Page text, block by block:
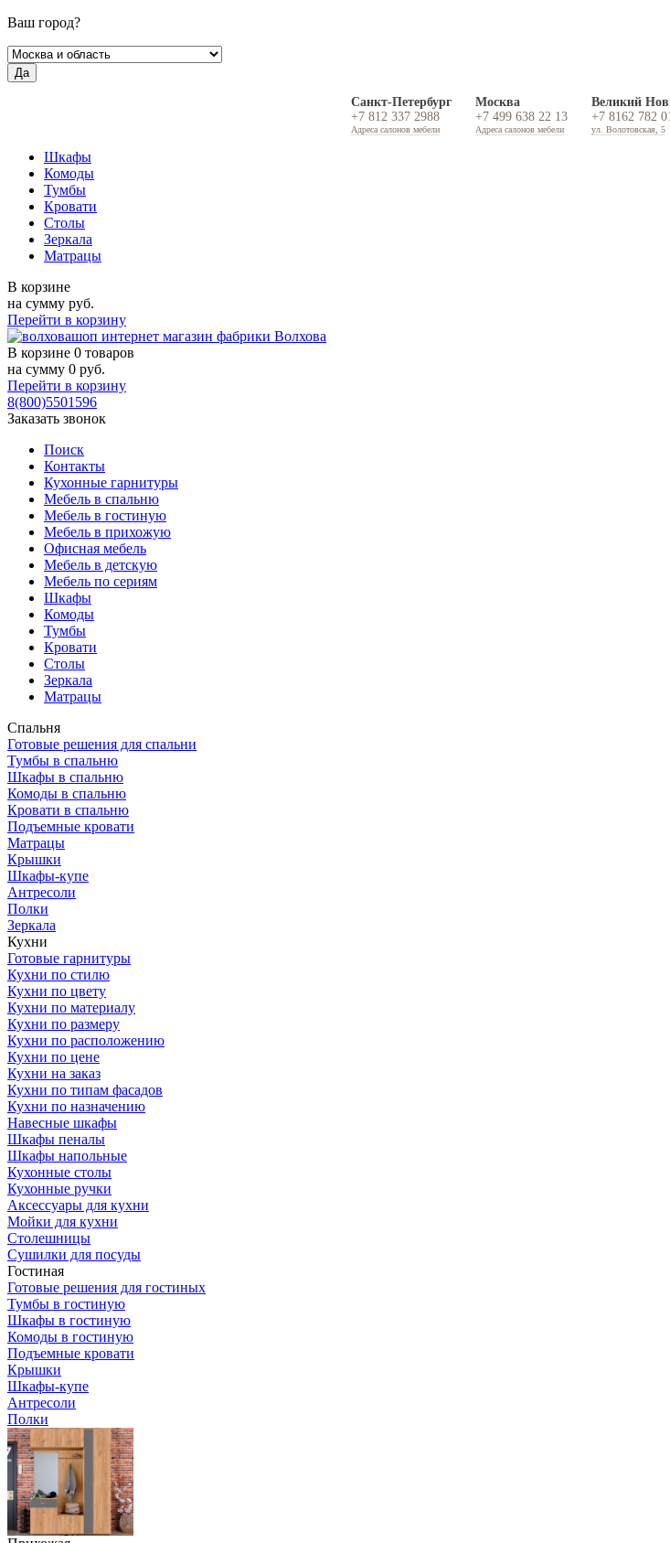
Ваш город?
Да
Санкт-Петербург
+7 812 337 2988
Адреса салонов мебели
Москва
+7 499 638 22 13
Адреса салонов мебели
Великий
+7 8162 782
ул. Волотовская, 5
Шкафы
Комоды
Тумбы
Кровати
Столы
Зеркала
Матрацы
В корзине
на сумму руб.
Перейти в корзину
В корзине 0 товаров
на сумму 0 руб.
Перейти в корзину
8(800)5501596
Заказать звонок
Поиск
Контакты
Кухонные гарнитуры
Мебель в спальню
Мебель в гостиную
Мебель в прихожую
Офисная мебель
Мебель в детскую
Мебель по сериям
Шкафы
Комоды
Тумбы
Кровати
Столы
Зеркала
Матрацы
Спальня
Готовые решения для спальни
Тумбы в спальню
Шкафы в спальню
Комоды в спальню
Кровати в спальню
Подъемные кровати
Матрацы
Крышки
Шкафы-купе
Антресоли
Полки
Зеркала
Кухни
Готовые гарнитуры
Кухни по стилю
Кухни по цвету
Кухни по материалу
Кухни по размеру
Кухни по расположению
Кухни по цене
Кухни на заказ
Кухни по типам фасадов
Кухни по назначению
Навесные шкафы
Шкафы пеналы
Шкафы напольные
Кухонные столы
Кухонные ручки
Аксессуары для кухни
Мойки для кухни
Столешницы
Сушилки для посуды
Гостиная
Готовые решения для гостиных
Тумбы в гостиную
Шкафы в гостиную
Комоды в гостиную
Подъемные кровати
Крышки
Шкафы-купе
Антресоли
Полки